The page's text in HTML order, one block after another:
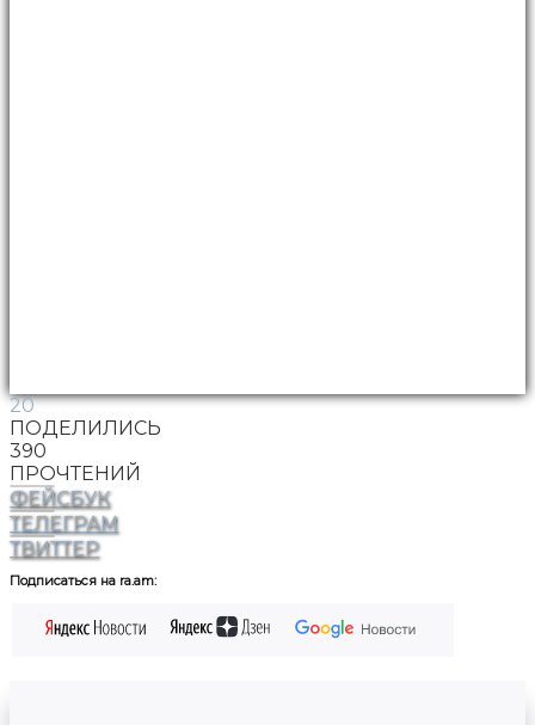
20
ПОДЕЛИЛИСЬ
390
ПРОЧТЕНИЙ
ФЕЙСБУК
ТЕЛЕГРАМ
ТВИТТЕР
Подписаться на ra.am: